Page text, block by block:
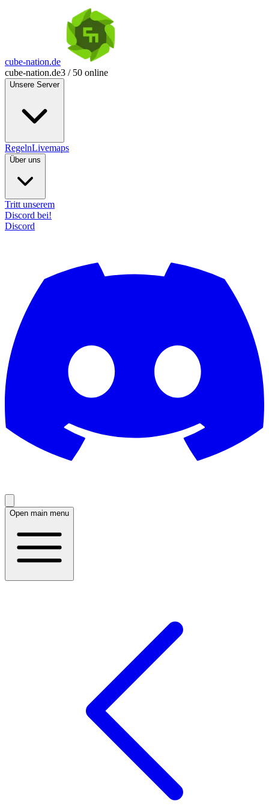
cube-nation.de
cube-nation.de3 / 50 online
Unsere Server
RegelnLivemaps
Über uns
Tritt unserem
Discord bei!
Discord
Open main menu